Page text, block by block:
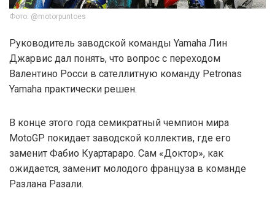
Фото: @motorpuntoes
Руководитель заводской команды Yamaha Лин
Джарвис дал понять, что вопрос с переходом
Валентино Росси в сателлитную команду Petronas
Yamaha практически решен.
В конце этого года семикратный чемпион мира
MotoGP покидает заводской коллектив, где его
заменит Фабио Куартараро. Сам «Доктор», как
ожидается, заменит молодого француза в команде
Разлана Разали.